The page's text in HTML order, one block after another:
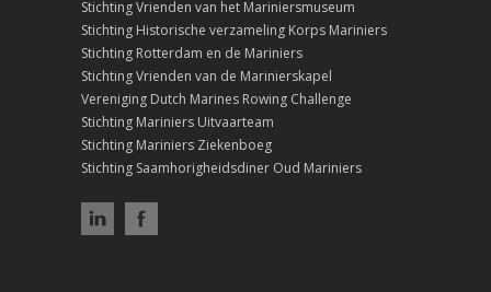
Stichting Vrienden van het Mariniersmuseum
Stichting Historische verzameling Korps Mariniers
Stichting Rotterdam en de Mariniers
Stichting Vrienden van de Marinierskapel
Vereniging Dutch Marines Rowing Challenge
Stichting Mariniers Uitvaarteam
Stichting Mariniers Ziekenboeg
Stichting Saamhorigheidsdiner Oud Mariniers